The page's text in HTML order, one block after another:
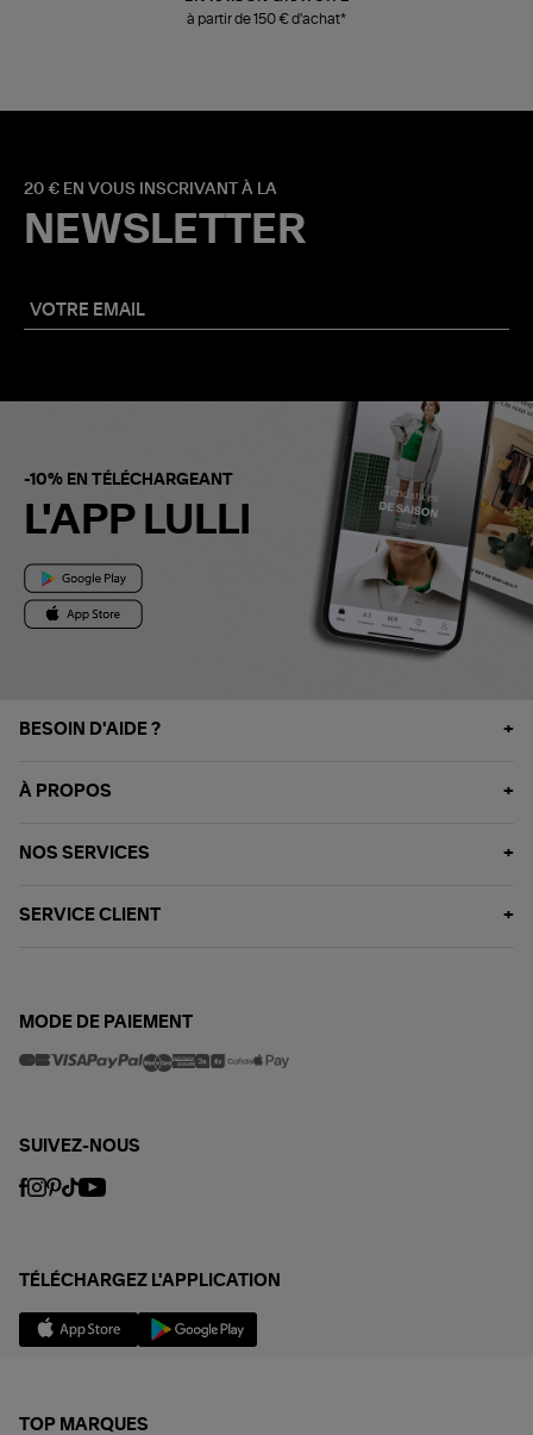
à partir de 150 € d'achat*
20 € EN VOUS INSCRIVANT À LA
NEWSLETTER
-10% EN TÉLÉCHARGEANT
L'APP LULLI
BESOIN D'AIDE ?
À PROPOS
NOS SERVICES
SERVICE CLIENT
MODE DE PAIEMENT
SUIVEZ-NOUS
TÉLÉCHARGEZ L'APPLICATION
TOP MARQUES